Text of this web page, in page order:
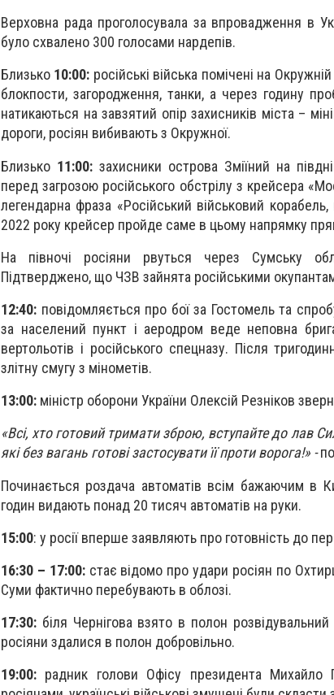
Верховна рада проголосувала за впровадження в
було схвалено 300 голосами нардепів.
Близько 10:00: російські війська помічені на
блокпости, загородження, танки, а через годину
натикаються на завзятий опір захисників міста –
дороги, росіян вибивають з Окружної.
Близько 11:00: захисники острова Зміїний на
перед загрозою російського обстрілу з крейсера
легендарна фраза «Російський військовий
2022 року крейсер пройде саме в цьому напрямку
На півночі росіяни рвуться через Сумську
Підтверджено, що ЧЗВ зайнята російськими
12:40: повідомляється про бої за Гостомель та
за населений пункт і аеродром веде неповна
вертольотів і російського спецназу. Після
злітну смугу з мінометів.
13:00: міністр оборони України Олексій Резніков
«Всі, хто готовий тримати зброю, вступайте до лав
які без вагань готові застосувати її проти ворога!» -
Починається роздача автоматів всім бажаючим в
годин видають понад 20 тисяч автоматів на руки.
15:00: у росії вперше заявляють про готовність до
16:30 – 17:00:стає відомо про удари росіян по
Суми фактично перебувають в облозі.
17:30: біля Чернігова взято в полон
росіяни здалися в полон добровільно.
19:00: радник голови Офісу президента